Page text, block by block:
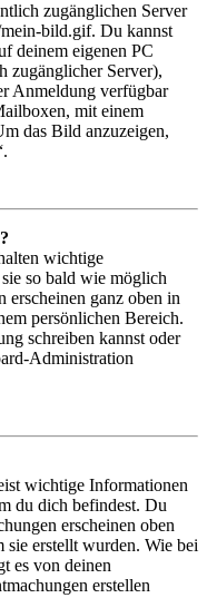
zugänglichen Server
bild.gif. Du kannst
deinem eigenen PC
zugänglicher Server),
Anmeldung verfügbar
mit einem
das Bild anzuzeigen,
wichtige
so bald wie möglich
erscheinen ganz oben in
persönlichen Bereich.
schreiben kannst oder
Administration
wichtige Informationen
du dich befindest. Du
erscheinen oben
sie erstellt wurden. Wie bei
es von deinen
erstellen